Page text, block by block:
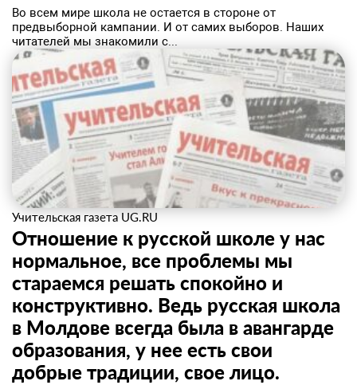
Во всем мире школа не остается в стороне от
предвыборной кампании. И от самих выборов. Наших
читателей мы знакомили с...
Учительская газета UG.RU
Отношение к русской школе у нас
нормальное, все проблемы мы
стараемся решать спокойно и
конструктивно. Ведь русская школа
в Молдове всегда была в авангарде
образования, у нее есть свои
добрые традиции, свое лицо.